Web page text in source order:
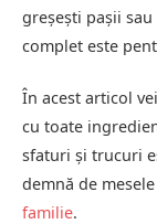
greșești pașii
complet este
În acest articol
cu toate
sfaturi și trucuri
demnă de
familie.